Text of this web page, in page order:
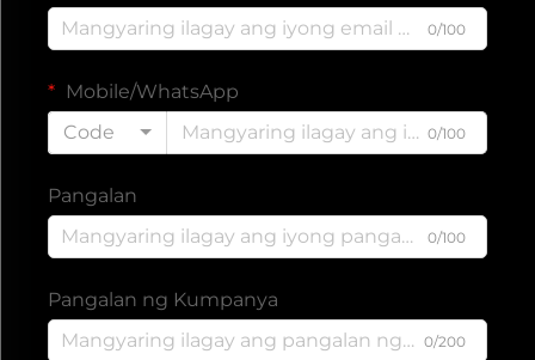
0/100
Mobile/WhatsApp
Code
0/100
Pangalan
0/100
Pangalan ng Kumpanya
0/200